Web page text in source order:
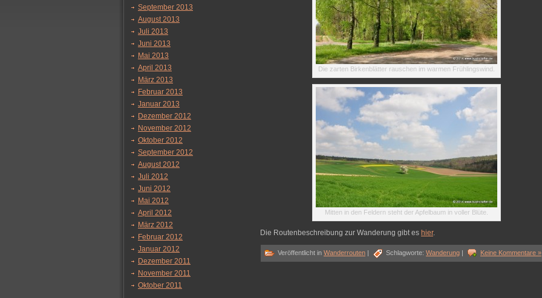
September 2013
August 2013
Juli 2013
Juni 2013
Mai 2013
April 2013
März 2013
Februar 2013
Januar 2013
Dezember 2012
November 2012
Oktober 2012
September 2012
August 2012
Juli 2012
Juni 2012
Mai 2012
April 2012
März 2012
Februar 2012
Januar 2012
Dezember 2011
November 2011
Oktober 2011
Die zarten Birkenblätter rauschen im warmen Frühlingswind.
Mitten in den Feldern steht der Apfelbaum in voller Blüte.
Die Routenbeschreibung zur Wanderung gibt es hier.
Veröffentlicht in Wanderrouten | Schlagworte: Wanderung | Keine Kommentare »